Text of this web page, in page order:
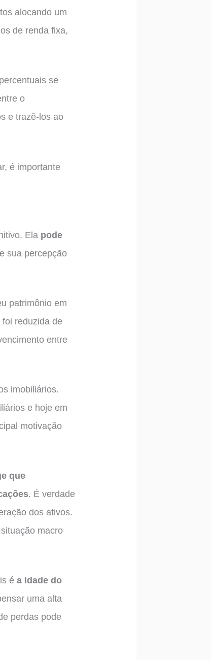
alocando um
de renda fixa,
se
o
e trazê-los ao
é importante
Ela pode
sua percepção
patrimônio em
reduzida de
entre
imobiliários.
e hoje em
motivação
que
. É verdade
dos ativos.
macro
éa idade do
uma alta
perdas pode